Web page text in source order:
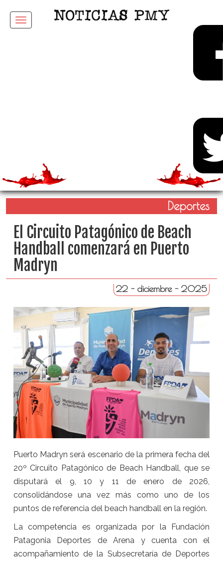
Menu
Deportes
El Circuito Patagónico de Beach
Handball comenzará en Puerto
Madryn
22 - diciembre - 2025
Puerto Madryn será escenario de la primera fecha del
20º Circuito Patagónico de Beach Handball, que se
disputará el 9, 10 y 11 de enero de 2026,
consolidándose una vez más como uno de los
puntos de referencia del beach handball en la región.
La competencia es organizada por la Fundación
Patagonia Deportes de Arena y cuenta con el
acompañamiento de la Subsecretaría de Deportes